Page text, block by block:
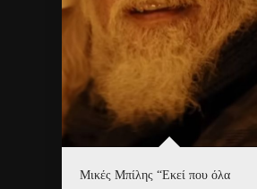
Μικές Μπίλης “Εκεί που όλα